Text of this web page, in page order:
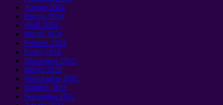
Agosto 2014
Hunyo 2014
Abril 2014
Marso 2014
Pebrero 2014
Enero 2014
Disyembre 2012
Marso 2012
Nobyembre 2011
Oktubre 2011
Setyembre 2011